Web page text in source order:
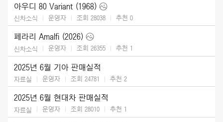
아우디 80 Variant (1968)
신차소식 운영자 조회 28038 추천 0
페라리 Amalfi (2026)
신차소식 운영자 조회 26355 추천 1
2025년 6월 기아 판매실적
자료실 운영자 조회 24781 추천 2
2025년 6월 현대차 판매실적
자료실 운영자 조회 28010 추천 1